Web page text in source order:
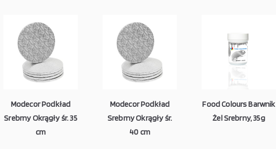
Modecor Podkład
Srebrny Okrągły śr. 35
cm
Modecor Podkład
Srebrny Okrągły śr.
40 cm
Food Colours Barwnik
Żel Srebrny, 35g